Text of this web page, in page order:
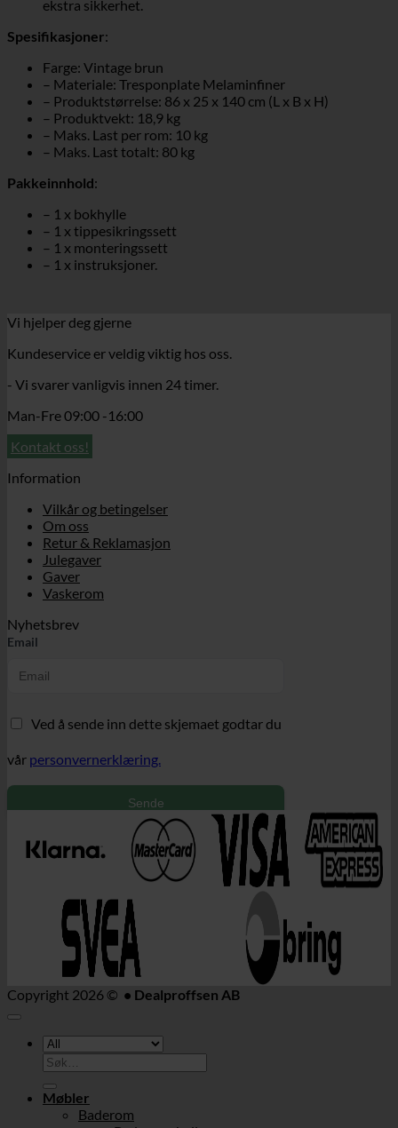
ekstra sikkerhet.
Spesifikasjoner:
Farge: Vintage brun
– Materiale: Tresponplate Melaminfiner
– Produktstørrelse: 86 x 25 x 140 cm (L x B x H)
– Produktvekt: 18,9 kg
– Maks. Last per rom: 10 kg
– Maks. Last totalt: 80 kg
Pakkeinnhold:
– 1 x bokhylle
– 1 x tippesikringssett
– 1 x monteringssett
– 1 x instruksjoner.
Vi hjelper deg gjerne
Kundeservice er veldig viktig hos oss.
- Vi svarer vanligvis innen 24 timer.
Man-Fre 09:00 -16:00
Kontakt oss!
Information
Vilkår og betingelser
Om oss
Retur & Reklamasjon
Julegaver
Gaver
Vaskerom
Nyhetsbrev
Email
Ved å sende inn dette skjemaet godtar du
vår personvernerklæring.
Sende
Copyright 2026 © • Dealproffsen AB
Søk
etter:
Møbler
Baderom